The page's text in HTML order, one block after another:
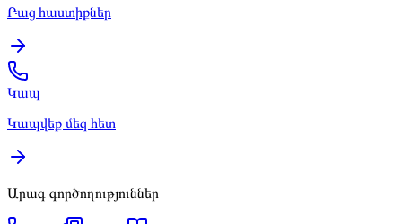
Բաց հաստիքներ
Կապ
Կապվեք մեզ հետ
Արագ գործողություններ